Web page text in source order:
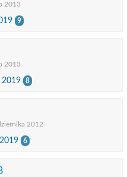
2013
9
2013
2019 8
2012
6